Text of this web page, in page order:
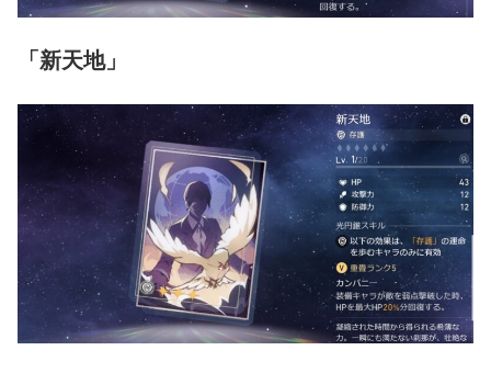
「新天地」